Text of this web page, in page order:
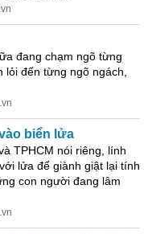
đang chạm ngõ từng
đến từng ngõ ngách,
biển lửa
TPHCM nói riêng, lính
lửa để giành giật lại tính
con người đang lâm